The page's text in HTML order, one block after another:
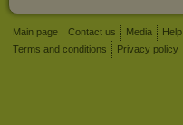
Main page Contact us Media Help
Terms and conditions
Privacy policy